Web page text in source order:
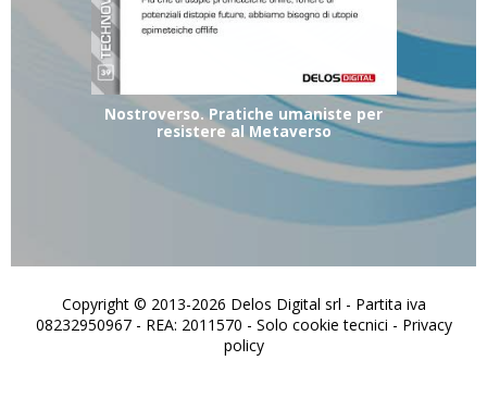
Nostroverso. Pratiche umaniste per
resistere al Metaverso
Copyright © 2013-2026 Delos Digital srl - Partita iva
08232950967 - REA: 2011570 - Solo cookie tecnici - Privacy
policy